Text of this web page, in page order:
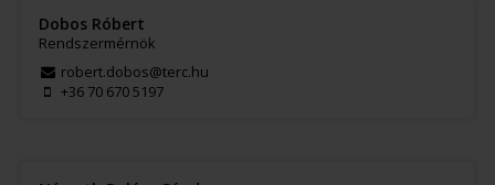
Dobos Róbert
Rendszermérnök
robert.dobos@terc.hu
+36 70 670 5197